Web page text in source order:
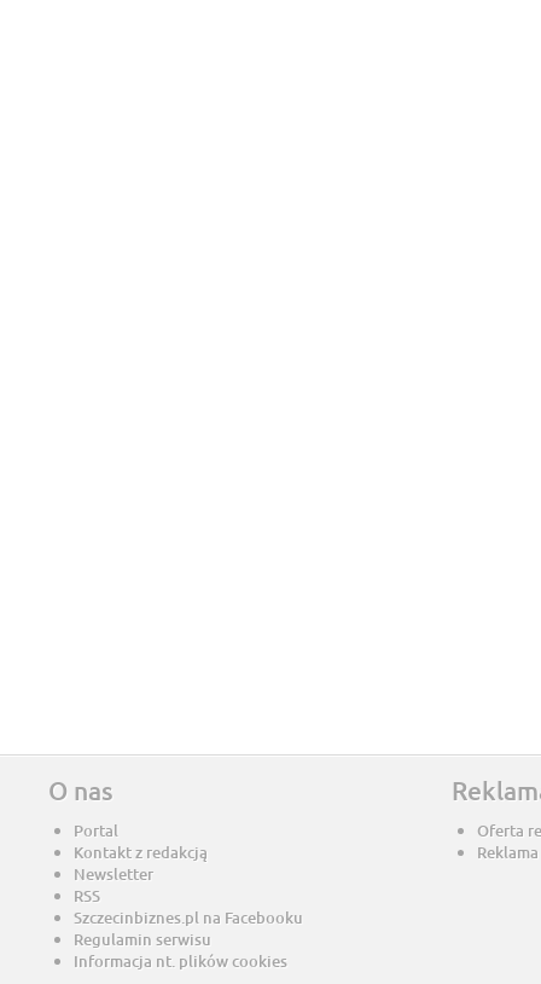
O nas
Portal
Kontakt z redakcją
Newsletter
RSS
Szczecinbiznes.pl na Facebooku
Regulamin serwisu
Informacja nt. plików cookies
Oferta